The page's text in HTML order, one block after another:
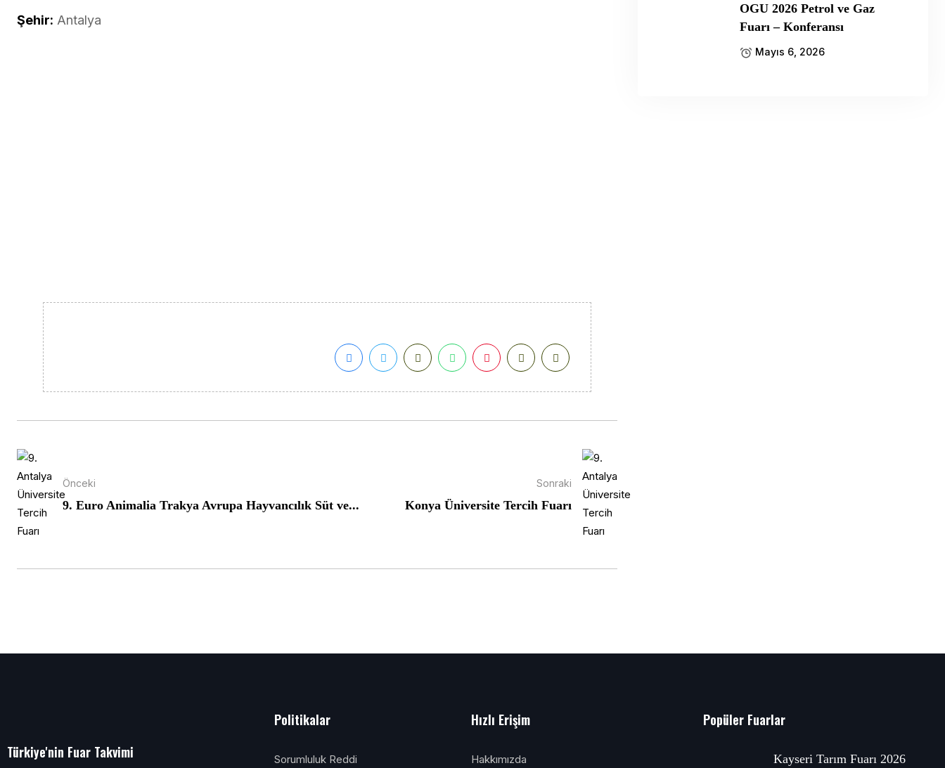
Şehir: Antalya
Önceki
9. Euro Animalia Trakya Avrupa Hayvancılık Süt ve...
Sonraki
Konya Üniversite Tercih Fuarı
OGU 2026 Petrol ve Gaz
Fuarı – Konferansı
Mayıs 6, 2026
Türkiye'nin Fuar Takvimi
Politikalar
Sorumluluk Reddi
Hızlı Erişim
Hakkımızda
Popüler Fuarlar
Kayseri Tarım Fuarı 2026